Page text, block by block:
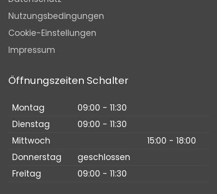
Nutzungsbedingungen
Cookie-Einstellungen
Impressum
Öffnungszeiten Schalter
Montag
09:00 - 11:30
Dienstag
09:00 - 11:30
Mittwoch
15:00 - 18:00
Donnerstag
geschlossen
Freitag
09:00 - 11:30